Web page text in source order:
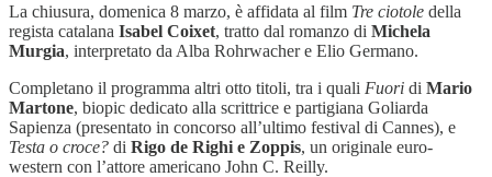
La chiusura, domenica 8 marzo, è affidata al film Tre ciotole della
regista catalana Isabel Coixet, tratto dal romanzo di Michela
Murgia, interpretato da Alba Rohrwacher e Elio Germano.
Completano il programma altri otto titoli, tra i quali Fuori di Mario
Martone, biopic dedicato alla scrittrice e partigiana Goliarda
Sapienza (presentato in concorso all’ultimo festival di Cannes), e
Testa o croce? di Rigo de Righi e Zoppis, un originale euro-
western con l’attore americano John C. Reilly.